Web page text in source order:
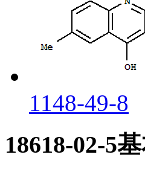
1148-49-8
18618-02-5